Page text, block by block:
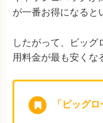
が一番お得になると
したがって、ビッグ
用料金が最も安くな
「ビッグ